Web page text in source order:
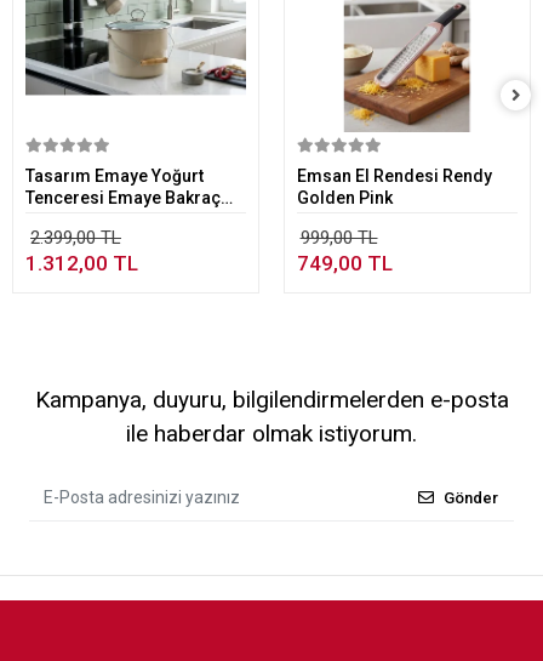
Sepete Ekle
Tasarım Emaye Yoğurt
Tenceresi Emaye Bakraç
2.399,00 TL
1.312,00 TL
Sepete Ekle
Emsan El Rendesi Rendy
Golden Pink
999,00 TL
749,00 TL
Kampanya, duyuru, bilgilendirmelerden e-posta
ile haberdar olmak istiyorum.
Gönder